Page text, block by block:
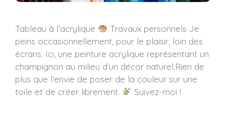
Tableau à l’acrylique
Travaux personnels Je
peins occasionnellement, pour le plaisir, loin des
écrans. Ici, une peinture acrylique représentant un
champignon au milieu d’un décor naturel.Rien de
plus que l’envie de poser de la couleur sur une
toile et de créer librement.
Suivez-moi !